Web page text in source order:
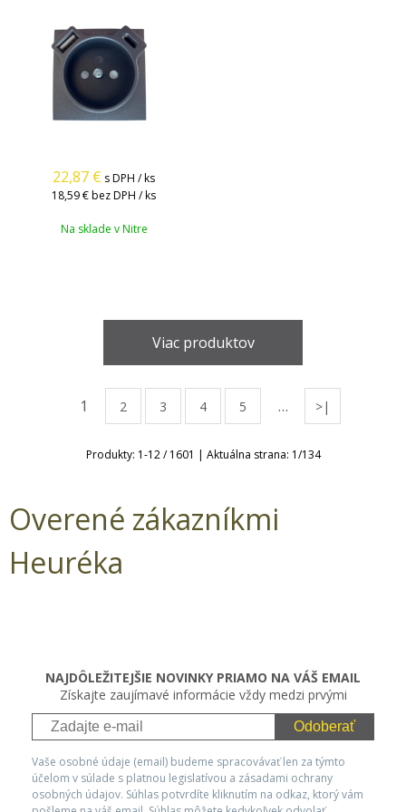
22,87 € s DPH / ks
18,59 €bez DPH / ks
Na sklade v Nitre
Viac produktov
1 2 3 4 5 … >|
Produkty: 1-12/1601 | Aktuálna strana: 1/134
Overené zákazníkmi
Heuréka
NAJDÔLEŽITEJŠIE NOVINKY PRIAMO NA VÁŠ EMAIL
Získajte zaujímavé informácie vždy medzi prvými
Odoberať
Vaše osobné údaje (email) budeme spracovávať len za týmto
účelom v súlade s platnou legislatívou a zásadami ochrany
osobných údajov. Súhlas potvrdíte kliknutím na odkaz, ktorý vám